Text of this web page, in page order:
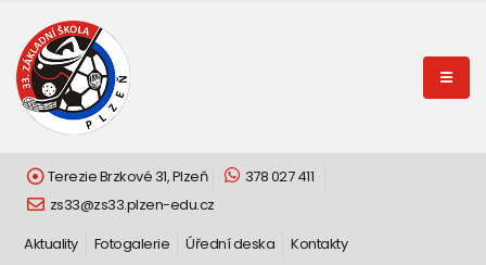
Terezie Brzkové 31, Plzeň
378 027 411
zs33@zs33.plzen-edu.cz
Aktuality
Fotogalerie Úřední deska Kontakty